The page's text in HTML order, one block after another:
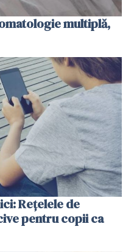
multiplă,
Reţelele de
pentru copii ca